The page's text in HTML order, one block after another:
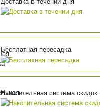
Бесплатная пересадка
Накопительная система скидок